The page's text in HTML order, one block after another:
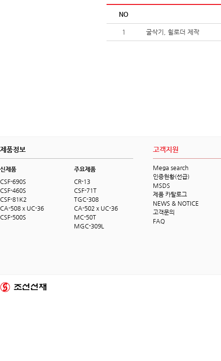
NO
1 굴삭기, 휠로더 제작
제품정보
신제품
CSF-690S
CSF-460S
CSF-81K2
CA-508 x UC-36
CSF-500S
주요제품
CR-13
CSF-71T
TGC-308
CA-502 x UC-36
MC-50T
MGC-309L
고객지원
Mega search
인증현황(선급)
MSDS
제품 카탈로그
NEWS & NOTICE
고객문의
FAQ